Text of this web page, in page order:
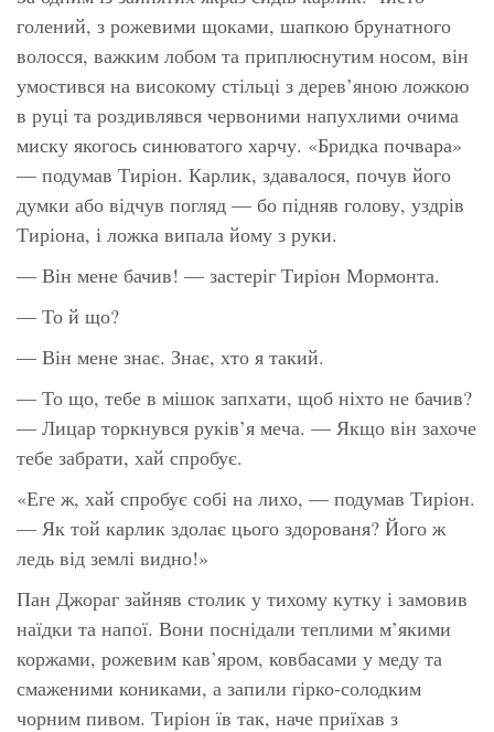
голений, з рожевими щоками, шапкою брунатного
волосся, важким лобом та приплюснутим носом, він
умостився на високому стільці з дерев’яною ложкою
в руці та роздивлявся червоними напухлими очима
миску якогось синюватого харчу. «Бридка почвара»
— подумав Тиріон. Карлик, здавалося, почув його
думки або відчув погляд — бо підняв голову, уздрів
Тиріона, і ложка випала йому з руки.
— Він мене бачив! — застеріг Тиріон Мормонта.
— То й що?
— Він мене знає. Знає, хто я такий.
— То що, тебе в мішок запхати, щоб ніхто не бачив?
— Лицар торкнувся руків’я меча. — Якщо він захоче
тебе забрати, хай спробує.
«Еге ж, хай спробує собі на лихо, — подумав Тиріон.
— Як той карлик здолає цього здорованя? Його ж
ледь від землі видно!»
Пан Джораг зайняв столик у тихому кутку і замовив
наїдки та напої. Вони поснідали теплими м’якими
коржами, рожевим кав’яром, ковбасами у меду та
смаженими кониками, а запили гірко-солодким
чорним пивом. Тиріон їв так, наче приїхав з